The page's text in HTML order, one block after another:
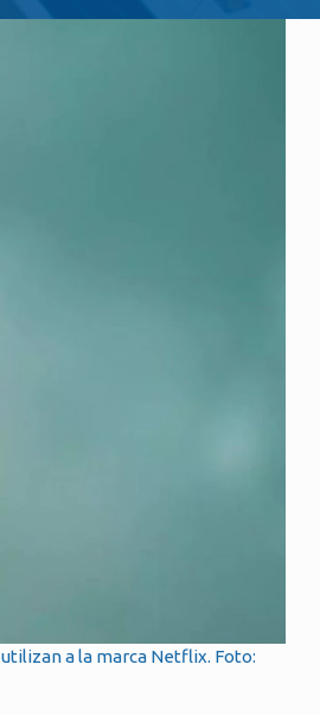
a la marca Netflix. Foto: